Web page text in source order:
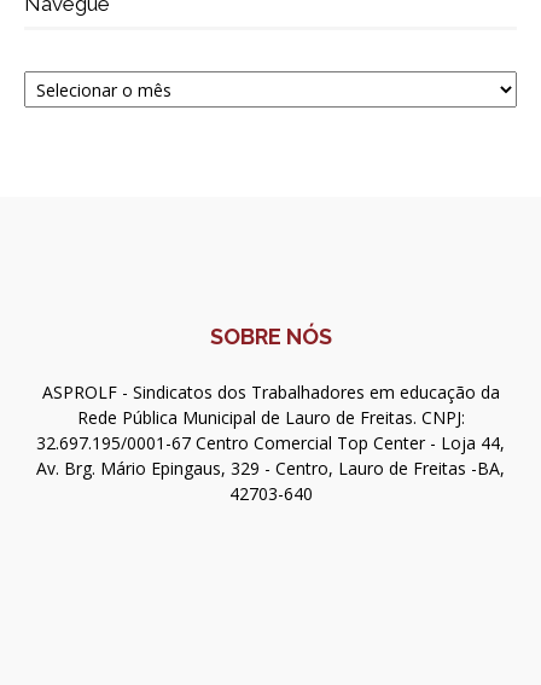
Navegue
SOBRE NÓS
ASPROLF - Sindicatos dos Trabalhadores em educação da
Rede Pública Municipal de Lauro de Freitas. CNPJ:
32.697.195/0001-67 Centro Comercial Top Center - Loja 44,
Av. Brg. Mário Epingaus, 329 - Centro, Lauro de Freitas -BA,
42703-640